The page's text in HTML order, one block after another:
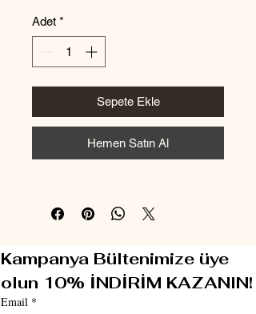
Adet *
Sepete Ekle
Hemen Satın Al
Kampanya Bültenimize üye
olun 10% İNDİRİM KAZANIN!
Email *